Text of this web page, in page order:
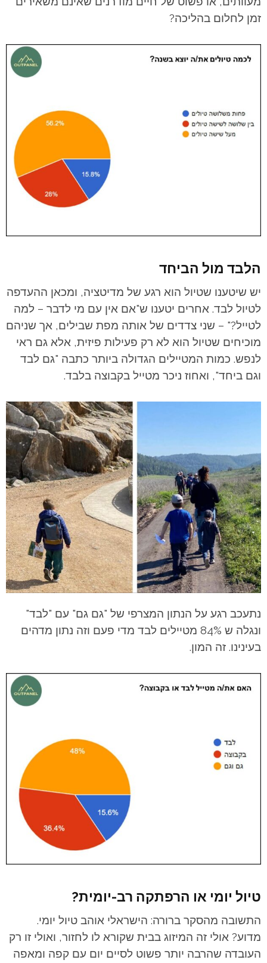
זמן לחלום בהליכה?
הלבד מול הביחד
יש שיטענו שטיול הוא רגע של מדיטציה, ומכאן ההעדפה
לטיול לבד. אחרים יטענו ש"אם אין עם מי לדבר – למה
לטייל?" – שני צדדים של אותה מפת שבילים, אך שניהם
מוכיחים שטיול הוא לא רק פעילות פיזית, אלא גם ראי
לנפש. כמות המטיילים הגדולה ביותר כתבה "גם לבד
וגם ביחד", ואחוז ניכר מטייל בקבוצה בלבד.
נתעכב רגע על הנתון המצרפי של "גם גם" עם "לבד"
ונגלה ש 84% מטיילים לבד מדי פעם וזה נתון מדהים
בעינינו. זה המון.
טיול יומי או הרפתקה רב-יומית?
התשובה מהסקר ברורה: הישראלי אוהב טיול יומי.
מדוע? אולי זה המיזוג בבית שקורא לו לחזור, ואולי זו רק
העובדה שהרבה יותר פשוט לסיים יום עם קפה ומאפה